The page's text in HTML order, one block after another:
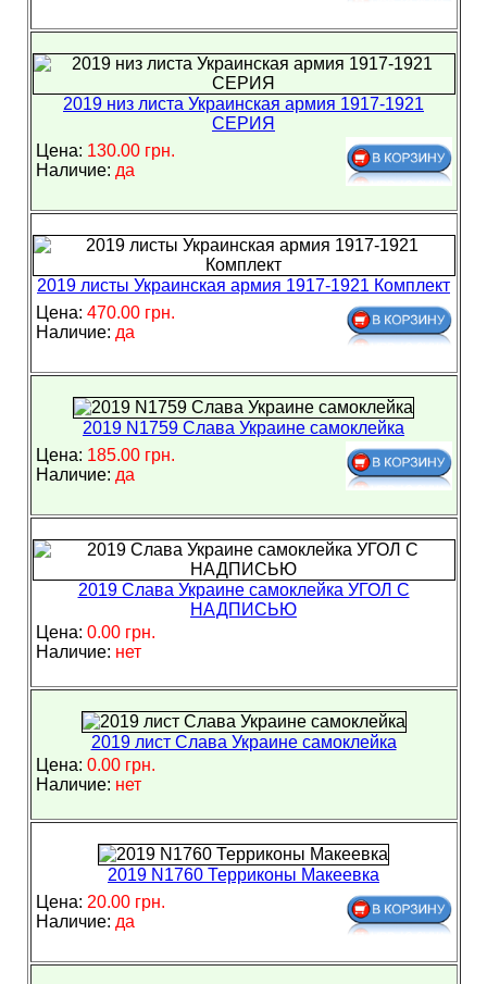
2019 низ листа Украинская армия 1917-1921
СЕРИЯ
Цена: 130.00 грн.
Наличие: да
2019 листы Украинская армия 1917-1921 Комплект
Цена: 470.00 грн.
Наличие: да
2019 N1759 Слава Украине самоклейка
Цена: 185.00 грн.
Наличие: да
2019 Слава Украине самоклейка УГОЛ С
НАДПИСЬЮ
Цена: 0.00 грн.
Наличие: нет
2019 лист Слава Украине самоклейка
Цена: 0.00 грн.
Наличие: нет
2019 N1760 Терриконы Макеевка
Цена: 20.00 грн.
Наличие: да